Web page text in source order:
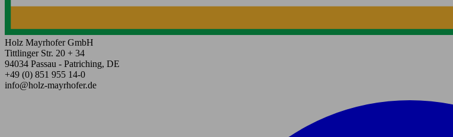
Holz Mayrhofer GmbH
Tittlinger Str. 20 + 34
94034 Passau - Patriching, DE
+49 (0) 851 955 14-0
info@holz-mayrhofer.de